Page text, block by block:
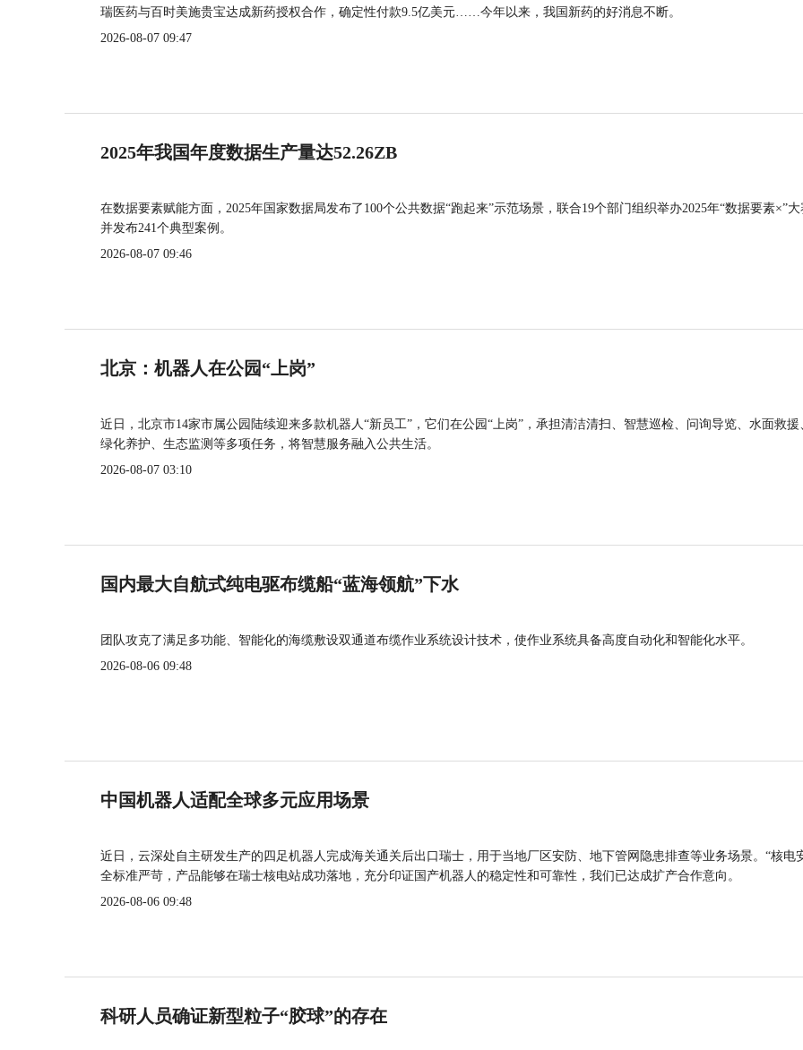
瑞医药与百时美施贵宝达成新药授权合作，确定性付款9.5亿美元……今年以来，我国新药的好消息不断。
2026-08-07 09:47
2025年我国年度数据生产量达52.26ZB
在数据要素赋能方面，2025年国家数据局发布了100个公共数据“跑起来”示范场景，联合19个部门组织举办2025年“数据要素×”大
并发布241个典型案例。
2026-08-07 09:46
北京：机器人在公园“上岗”
近日，北京市14家市属公园陆续迎来多款机器人“新员工”，它们在公园“上岗”，承担清洁清扫、智慧巡检、问询导览、水面救援
绿化养护、生态监测等多项任务，将智慧服务融入公共生活。
2026-08-07 03:10
国内最大自航式纯电驱布缆船“蓝海领航”下水
团队攻克了满足多功能、智能化的海缆敷设双通道布缆作业系统设计技术，使作业系统具备高度自动化和智能化水平。
2026-08-06 09:48
中国机器人适配全球多元应用场景
近日，云深处自主研发生产的四足机器人完成海关通关后出口瑞士，用于当地厂区安防、地下管网隐患排查等业务场景。“核电
全标准严苛，产品能够在瑞士核电站成功落地，充分印证国产机器人的稳定性和可靠性，我们已达成扩产合作意向。
2026-08-06 09:48
科研人员确证新型粒子“胶球”的存在